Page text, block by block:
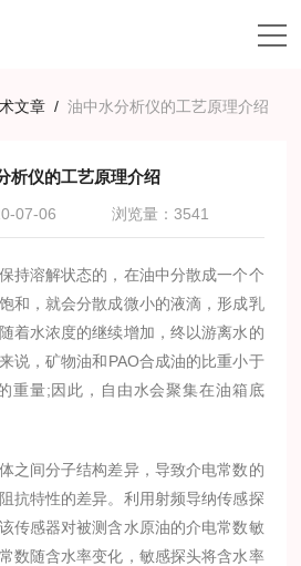
文章 /油中水分析仪的工艺原理介绍
析仪的工艺原理介绍
07-06 浏览量：3541
溶解状态的，在油中分散成一个个
和，就会分散成微小的液滴，形成乳
着水浓度的继续增加，终以游离水的
说，矿物油和PAO合成油的比重小于
重量;因此，自由水会聚集在油箱底
间分子结构差异，导致介电常数的
抗特性的差异。利用射频导纳传感探
传感器对被测含水原油的介电常数敏
数随含水率变化，敏感探头将含水率